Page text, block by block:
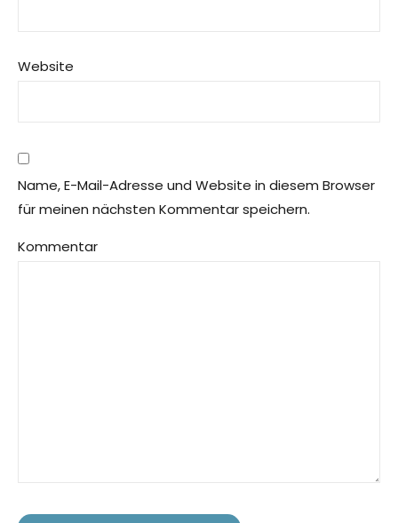
Website
Name, E-Mail-Adresse und Website in diesem Browser
für meinen nächsten Kommentar speichern.
Kommentar